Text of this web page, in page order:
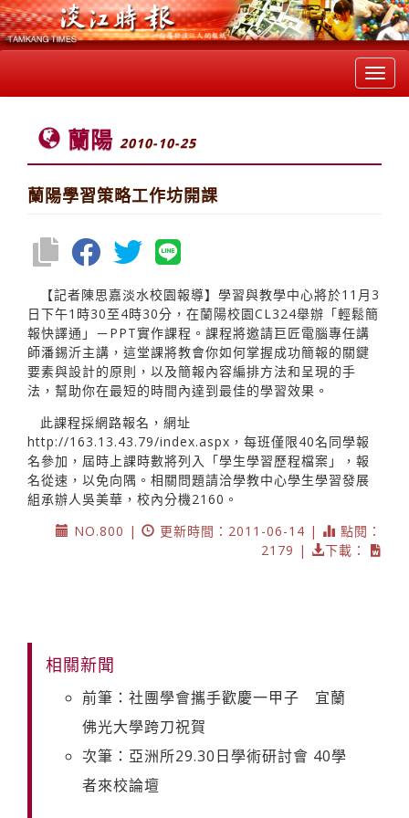
蘭陽 2010-10-25
蘭陽學習策略工作坊開課
【記者陳思嘉淡水校園報導】學習與教學中心將於11月3
日下午1時30至4時30分，在蘭陽校園CL324舉辦「輕鬆簡
報快譯通」－PPT實作課程。課程將邀請巨匠電腦專任講
師潘錫沂主講，這堂課將教會你如何掌握成功簡報的關鍵
要素與設計的原則，以及簡報內容編排方法和呈現的手
法，幫助你在最短的時間內達到最佳的學習效果。
此課程採網路報名，網址
http://163.13.43.79/index.aspx，每班僅限40名同學報
名參加，屆時上課時數將列入「學生學習歷程檔案」，報
名從速，以免向隅。相關問題請洽學教中心學生學習發展
組承辦人吳美華，校內分機2160。
NO.800 |
更新時間：2011-06-14 |
點閱：
2179 |
下載：
相關新聞
前筆：社團學會攜手歡慶一甲子 宜蘭
佛光大學跨刀祝賀
次筆：亞洲所29.30日學術研討會 40學
者來校論壇